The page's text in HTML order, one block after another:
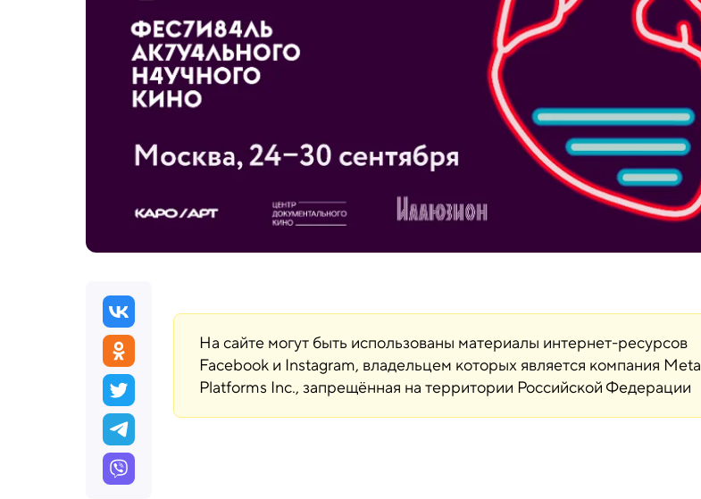
На сайте могут быть использованы материалы интернет-ресурсов
Facebook и Instagram, владельцем которых является компания Meta
Platforms Inc., запрещённая на территории Российской Федерации